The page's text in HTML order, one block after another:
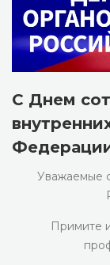
С Днем
Уважаемые
Примите